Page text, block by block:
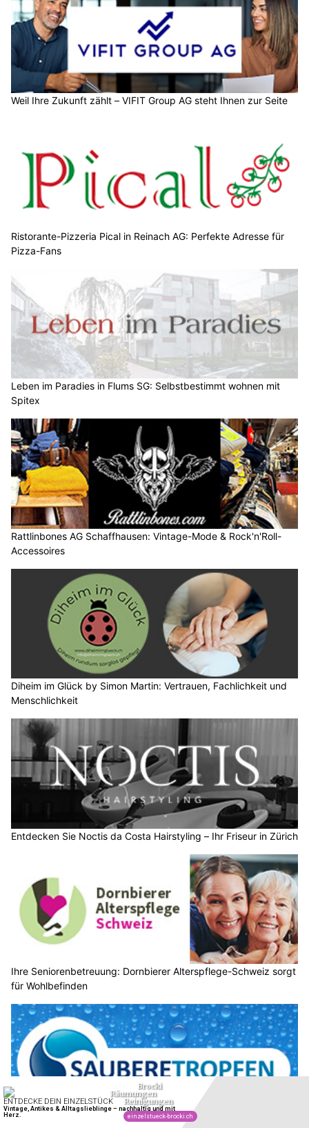
Weil Ihre Zukunft zählt – VIFIT Group AG steht Ihnen zur Seite
Ristorante-Pizzeria Pical in Reinach AG: Perfekte Adresse für
Pizza-Fans
Leben im Paradies in Flums SG: Selbstbestimmt wohnen mit
Spitex
Rattlinbones AG Schaffhausen: Vintage-Mode & Rock'n'Roll-
Accessoires
Diheim im Glück by Simon Martin: Vertrauen, Fachlichkeit und
Menschlichkeit
Entdecken Sie Noctis da Costa Hairstyling – Ihr Friseur in Zürich
Ihre Seniorenbetreuung: Dornbierer Alterspflege-Schweiz sorgt
für Wohlbefinden
Saubere Tropfen: Hygienische Reinigung in Luzern und in der